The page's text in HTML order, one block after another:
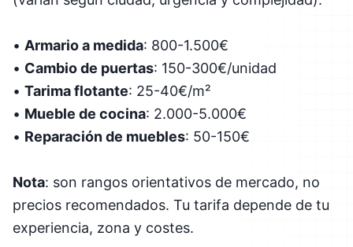
• Armario a medida: 800-1.500€
• Cambio de puertas: 150-300€/unidad
• Tarima flotante: 25-40€/m²
• Mueble de cocina: 2.000-5.000€
• Reparación de muebles: 50-150€
Nota: son rangos orientativos de mercado, no
precios recomendados. Tu tarifa depende de tu
experiencia, zona y costes.